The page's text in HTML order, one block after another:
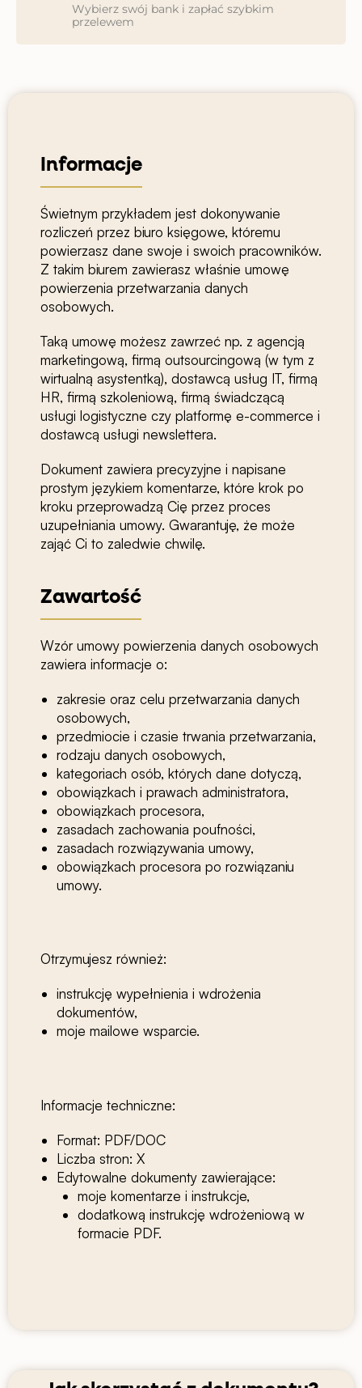
Wybierz swój bank i zapłać szybkim
przelewem
Informacje
Świetnym przykładem jest dokonywanie
rozliczeń przez biuro księgowe, któremu
powierzasz dane swoje i swoich pracowników.
Z takim biurem zawierasz właśnie umowę
powierzenia przetwarzania danych
osobowych.
Taką umowę możesz zawrzeć np. z agencją
marketingową, firmą outsourcingową (w tym z
wirtualną asystentką), dostawcą usług IT, firmą
HR, firmą szkoleniową, firmą świadczącą
usługi logistyczne czy platformę e-commerce i
dostawcą usługi newslettera.
Dokument zawiera precyzyjne i napisane
prostym językiem komentarze, które krok po
kroku przeprowadzą Cię przez proces
uzupełniania umowy. Gwarantuję, że może
zająć Ci to zaledwie chwilę.
Zawartość
Wzór umowy powierzenia danych osobowych
zawiera informacje o:
zakresie oraz celu przetwarzania danych
osobowych,
przedmiocie i czasie trwania przetwarzania,
rodzaju danych osobowych,
kategoriach osób, których dane dotyczą,
obowiązkach i prawach administratora,
obowiązkach procesora,
zasadach zachowania poufności,
zasadach rozwiązywania umowy,
obowiązkach procesora po rozwiązaniu
umowy.
Otrzymujesz również:
instrukcję wypełnienia i wdrożenia
dokumentów,
moje mailowe wsparcie.
Informacje techniczne:
Format: PDF/DOC
Liczba stron: X
Edytowalne dokumenty zawierające:
moje komentarze i instrukcje,
dodatkową instrukcję wdrożeniową w
formacie PDF.